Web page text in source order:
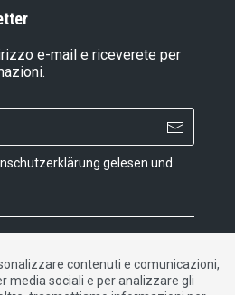
e-mail e riceverete per
gelesen und
contenuti e comunicazioni,
media sociali e per analizzare gli